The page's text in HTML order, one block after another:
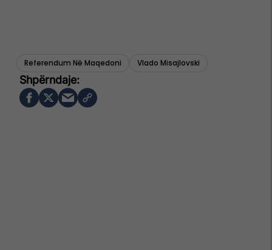
Referendum Në Maqedoni Vlado Misajlovski